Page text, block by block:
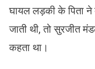
घायल लड़की के पिता
जाती थी, तो सुरजीत
कहता था।